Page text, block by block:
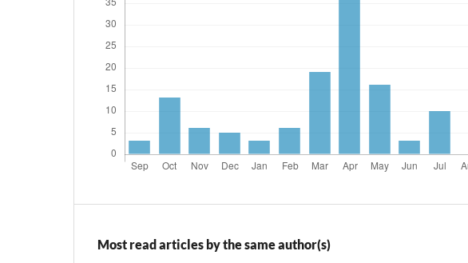
Most read articles by the same author(s)